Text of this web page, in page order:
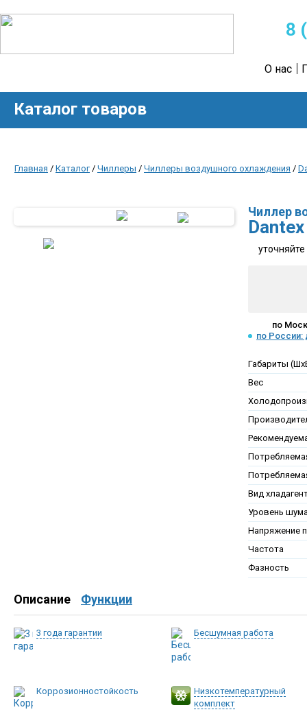
8
О нас
Каталог товаров
Главная / Каталог/ Чиллеры / Чиллеры воздушного охлаждения /
Чиллер
по
по России:
Габариты
Вес
Вид
Уровень
Напряжение
Частота
Фазность
Описание Функции
3 года гарантии Бесшумная работа
Коррозионностойкость
Низкотемпературный
комплект